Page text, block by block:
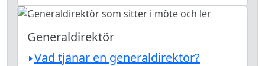
Generaldirektör
Vad tjänar en generaldirektör?